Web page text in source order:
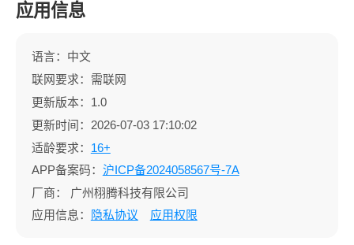
应用信息
语言：中文
联网要求：需联网
更新版本：1.0
更新时间：2026-07-03 17:10:02
适龄要求： 16+
APP备案码： 沪ICP备2024058567号-7A
厂商：
广州栩腾科技有限公司
应用信息：
隐私协议 应用权限